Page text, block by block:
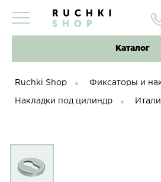
Каталог
Ruchki Shop Фиксаторы и
Накладки под цилиндр